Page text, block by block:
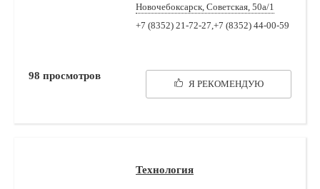
Новочебоксарск, Советская, 50а/1
+7 (8352) 21-72-27,+7 (8352) 44-00-59
Я РЕКОМЕНДУЮ
98 просмотров
Технология